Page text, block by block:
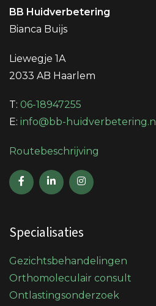
BB Huidverbetering
Bianca Buijs
Liewegje 1A
2033 AB Haarlem
T: 06-18947255
E: info@bb-huidverbetering.nl
Routebeschrijving
Specialisaties
Gezichtsbehandelingen
Orthomoleculair consult
Ontlastingsonderzoek